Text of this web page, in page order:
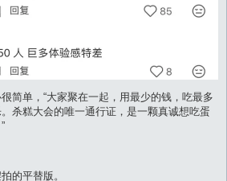
简单，“大家聚在一起，用最少的钱，吃最多
杀糕大会的唯一通行证，是一颗真诚想吃蛋
的平替版。